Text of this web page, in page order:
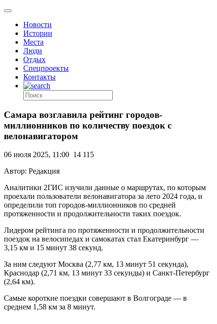
Новости
Истории
Места
Люди
Отдых
Спецпроекты
Контакты
Самара возглавила рейтинг городов-
миллионников по количеству поездок с
велонавигатором
06 июля 2025, 11:00 14 115
Автор: Редакция
Аналитики 2ГИС изучили данные о маршрутах, по которым
проехали пользователи велонавигатора за лето 2024 года, и
определили топ городов-миллионников по средней
протяженности и продолжительности таких поездок.
Лидером рейтинга по протяженности и продолжительности
поездок на велосипедах и самокатах стал Екатеринбург —
3,15 км и 15 минут 38 секунд.
За ним следуют Москва (2,77 км, 13 минут 51 секунда),
Краснодар (2,71 км, 13 минут 33 секунды) и Санкт-Петербург
(2,64 км).
Самые короткие поездки совершают в Волгограде — в
среднем 1,58 км за 8 минут.